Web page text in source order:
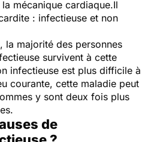
mécanique cardiaque.Il
: infectieuse et non
la majorité des personnes
survivent à cette
infectieuse est plus difficile à
courante, cette maladie peut
y sont deux fois plus
de